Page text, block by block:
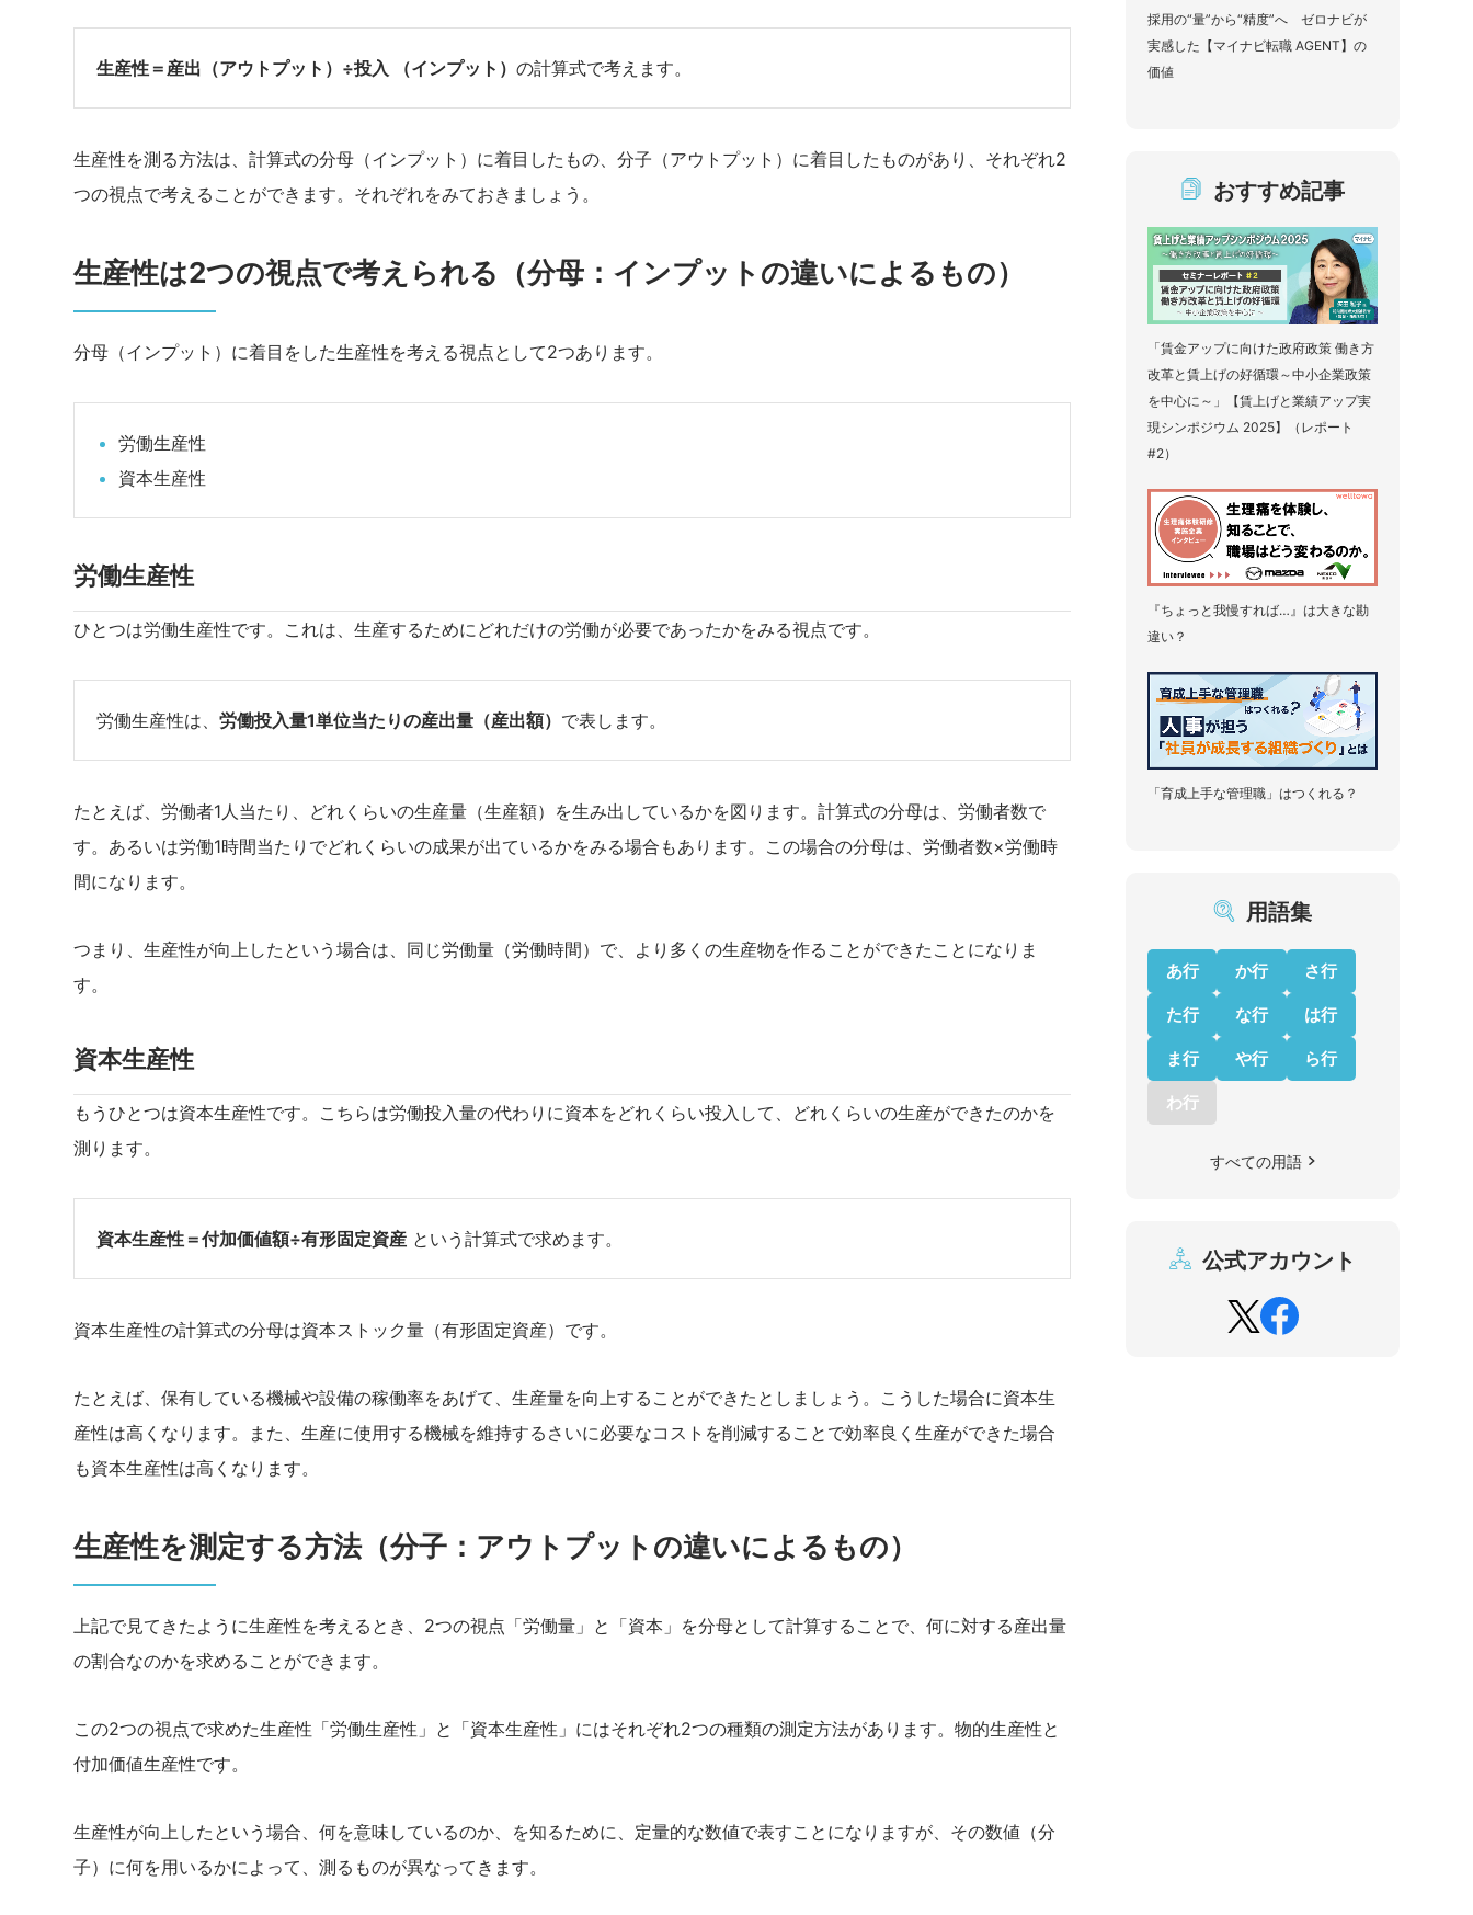
生産性＝産出（アウトプット）÷投入 （インプット） の計算式で考えます。
生産性を測る方法は、計算式の分母（インプット）に着目したもの、分子（アウトプット）に着目したものがあり、それぞれ2
つの視点で考えることができます。それぞれをみておきましょう。
生産性は2つの視点で考えられる（分母：インプットの違いによるもの）
分母（インプット）に着目をした生産性を考える視点として2つあります。
労働生産性
資本生産性
労働生産性
ひとつは労働生産性です。これは、生産するためにどれだけの労働が必要であったかをみる視点です。
労働生産性は、 労働投入量1単位当たりの産出量（産出額） で表します。
たとえば、労働者1人当たり、どれくらいの生産量（生産額）を生み出しているかを図ります。計算式の分母は、労働者数で
す。あるいは労働1時間当たりでどれくらいの成果が出ているかをみる場合もあります。この場合の分母は、労働者数×労働時
間になります。
つまり、生産性が向上したという場合は、同じ労働量（労働時間）で、より多くの生産物を作ることができたことになりま
す。
資本生産性
もうひとつは資本生産性です。こちらは労働投入量の代わりに資本をどれくらい投入して、どれくらいの生産ができたのかを
測ります。
資本生産性＝付加価値額÷有形固定資産 という計算式で求めます。
資本生産性の計算式の分母は資本ストック量（有形固定資産）です。
たとえば、保有している機械や設備の稼働率をあげて、生産量を向上することができたとしましょう。こうした場合に資本生
産性は高くなります。また、生産に使用する機械を維持するさいに必要なコストを削減することで効率良く生産ができた場合
も資本生産性は高くなります。
生産性を測定する方法（分子：アウトプットの違いによるもの）
上記で見てきたように生産性を考えるとき、2つの視点「労働量」と「資本」を分母として計算することで、何に対する産出量
の割合なのかを求めることができます。
この2つの視点で求めた生産性「労働生産性」と「資本生産性」にはそれぞれ2つの種類の測定方法があります。物的生産性と
付加価値生産性です。
生産性が向上したという場合、何を意味しているのか、を知るために、定量的な数値で表すことになりますが、その数値（分
子）に何を用いるかによって、測るものが異なってきます。
採用の“量”から“精度”へ ゼロナビが
実感した【マイナビ転職 AGENT】の
価値
おすすめ記事
「賃金アップに向けた政府政策 働き方
改革と賃上げの好循環～中小企業政策
を中心に～」【賃上げと業績アップ実
現シンポジウム 2025】（レポート
#2）
『ちょっと我慢すれば…』は大きな勘
違い？
「育成上手な管理職」はつくれる？
用語集
あ行 か行 さ行
た行 な行 は行
ま行 や行 ら行
わ行
すべての用語
公式アカウント